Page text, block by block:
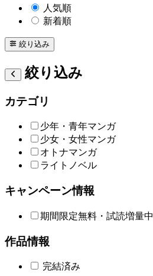
人気順
新着順
絞り込み
絞り込み
カテゴリ
少年・青年マンガ
少女・女性マンガ
オトナマンガ
ライトノベル
キャンペーン情報
期間限定無料・試読増量中
作品情報
完結済み